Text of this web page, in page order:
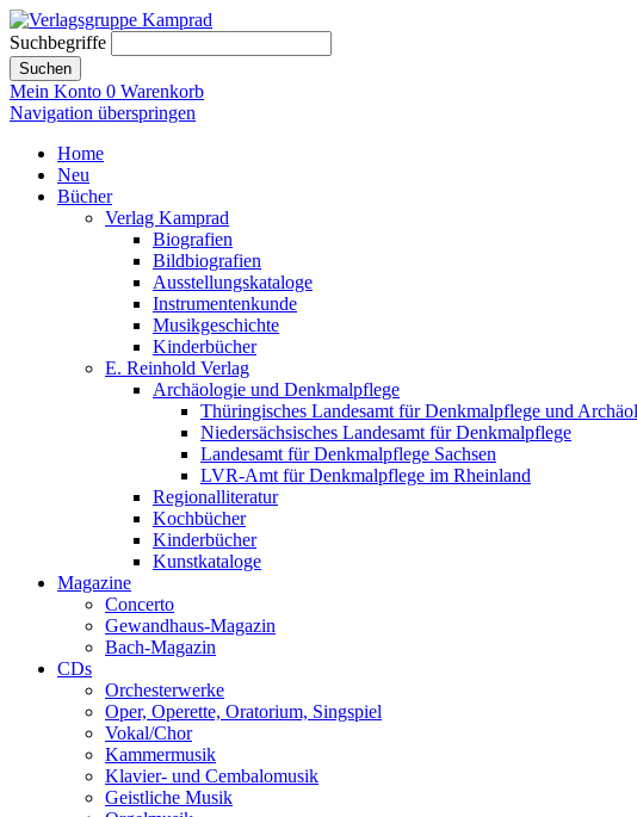
Suchbegriffe
Suchen
Mein Konto 0 Warenkorb
Navigation überspringen
Home
Neu
Bücher
Verlag Kamprad
Biografien
Bildbiografien
Ausstellungskataloge
Instrumentenkunde
Musikgeschichte
Kinderbücher
E. Reinhold Verlag
Archäologie und Denkmalpflege
Thüringisches Landesamt für Denkmalpflege und
Niedersächsisches Landesamt für Denkmalpflege
Landesamt für Denkmalpflege Sachsen
LVR-Amt für Denkmalpflege im Rheinland
Regionalliteratur
Kochbücher
Kinderbücher
Kunstkataloge
Magazine
Concerto
Gewandhaus-Magazin
Bach-Magazin
CDs
Orchesterwerke
Oper, Operette, Oratorium, Singspiel
Vokal/Chor
Kammermusik
Klavier- und Cembalomusik
Geistliche Musik